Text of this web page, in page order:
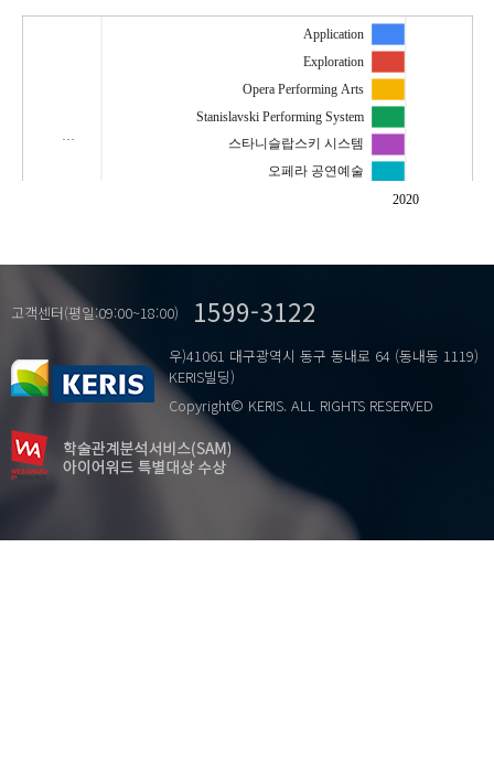
2020
…
Application
Exploration
Opera Performing Arts
Stanislavski Performing System
스타니슬랍스키 시스템
오페라 공연예술
고객센터(평일:09:00~18:00) 1599-3122
우)41061 대구광역시 동구 동내로 64 (동내동 1119)
KERIS빌딩)
Copyright© KERIS. ALL RIGHTS RESERVED